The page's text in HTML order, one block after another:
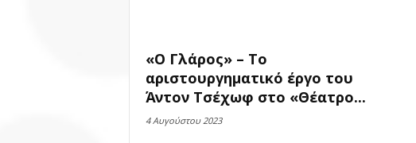
«Ο Γλάρος» – Το
αριστουργηματικό έργο του
Άντον Τσέχωφ στο «Θέατρο...
4 Αυγούστου 2023